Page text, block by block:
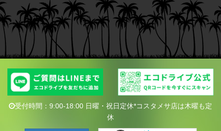
受付時間：9:00-18:00 日曜・祝日定休*コスタメサ店は木曜も定
休